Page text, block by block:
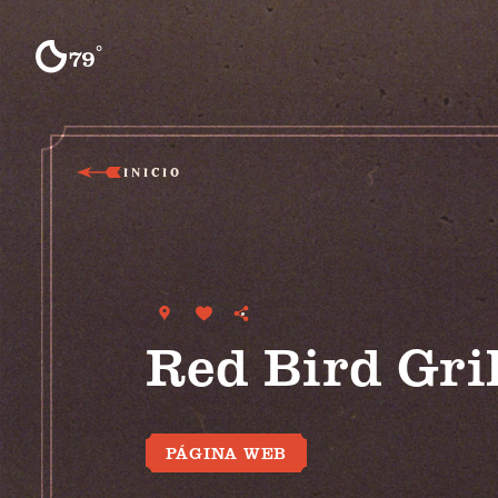
Ir al contenido
79°F
INICIO
Red Bird
PÁGINA WEB